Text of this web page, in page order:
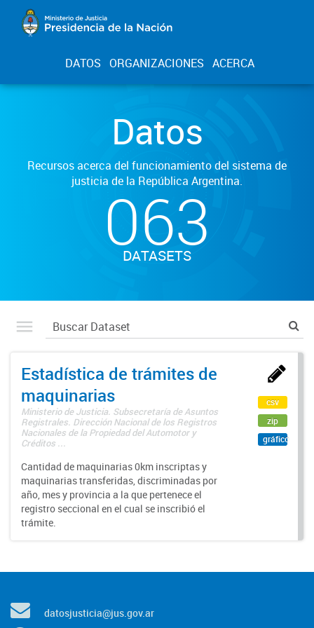
DATOS ORGANIZACIONES ACERCA
Datos
Recursos acerca del funcionamiento del sistema de
justicia de la República Argentina.
063
DATASETS
Estadística de trámites de
maquinarias
Ministerio de Justicia. Subsecretaría de Asuntos
Registrales. Dirección Nacional de los Registros
Nacionales de la Propiedad del Automotor y
Créditos ...
Cantidad de maquinarias 0km inscriptas y
maquinarias transferidas, discriminadas por
año, mes y provincia a la que pertenece el
registro seccional en el cual se inscribió el
trámite.
csv
zip
gráfico
datosjusticia@jus.gov.ar